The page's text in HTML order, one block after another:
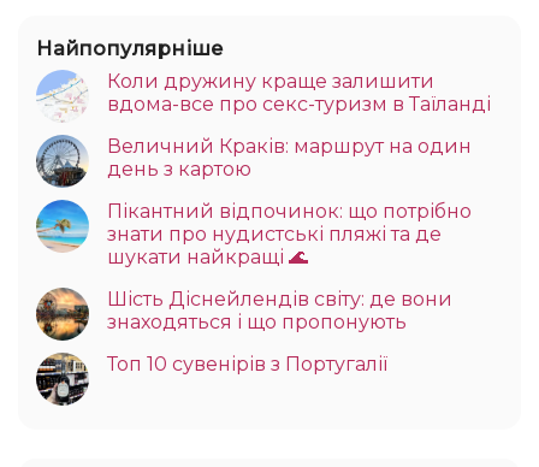
Найпопулярніше
Коли дружину краще залишити
вдома-все про секс-туризм в Таїланді
Величний Краків: маршрут на один
день з картою
Пікантний відпочинок: що потрібно
знати про нудистські пляжі та де
шукати найкращі 🌊
Шість Діснейлендів світу: де вони
знаходяться і що пропонують
Топ 10 сувенірів з Португалії